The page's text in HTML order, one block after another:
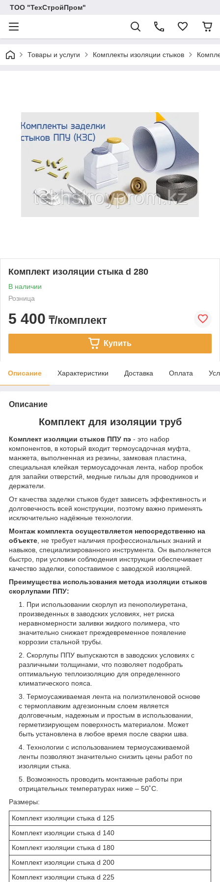
ТОО "ТехСтройПром"
Товары и услуги Комплекты изоляции стыков
Комплект изоляции стыка d 280
В наличии
Розница
5 400 ₸/комплект
Купить
Описание Характеристики Доставка Оплата
Описание
Комплект для изоляции труб
Комплект изоляции стыков ППУ пэ - это набор
компонентов, в который входит термоусадочная муфта,
манжета, выполненная из резины, замковая пластина,
специальная клейкая термоусадочная лента, набор пробок
для запайки отверстий, медные гильзы для проводников и
держатели.
От качества заделки стыков будет зависеть эффективность и
долговечность всей конструкции, поэтому важно применять
исключительно надёжные технологии.
Монтаж комплекта осуществляется непосредственно на
объекте, не требует наличия профессиональных знаний и
навыков, специализированного инструмента. Он выполняется
быстро, при условии соблюдения инструкции обеспечивает
качество заделки, сопоставимое с заводской изоляцией.
Преимущества использования метода изоляции стыков
скорлупами ППУ:
При использовании скорлуп из пенополиуретана,
произведенных в заводских условиях, нет риска
неравномерности заливки жидкого полимера, что
значительно снижает преждевременное появление
коррозии стальной трубы.
Скорлупы ППУ выпускаются в заводских условиях с
различными толщинами, что позволяет подобрать
оптимальную теплоизоляцию для определенного
климатического пояса.
Термоусаживаемая лента на полиэтиленовой основе
с термоплавким адгезионным слоем является
долговечным, надежным и простым в использовании,
герметизирующем поверхность материалом. Может
быть установлена в любое время после сварки шва.
Технологии с использованием термоусаживаемой
ленты позволяют значительно снизить цены работ по
изоляции стыка.
Возможность проводить монтажные работы при
отрицательных температурах ниже – 50˚С.
Размеры:
Комплект изоляции стыка d 125
Комплект изоляции стыка d 140
Комплект изоляции стыка d 180
Комплект изоляции стыка d 200
Комплект изоляции стыка d 225